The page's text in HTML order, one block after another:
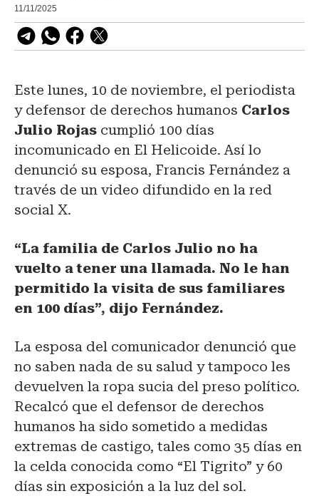
11/11/2025
Este lunes, 10 de noviembre, el periodista
y defensor de derechos humanos Carlos
Julio Rojas cumplió 100 días
incomunicado en El Helicoide. Así lo
denunció su esposa, Francis Fernández a
través de un video difundido en la red
social X.
“La familia de Carlos Julio no ha
vuelto a tener una llamada. No le han
permitido la visita de sus familiares
en 100 días”, dijo Fernández.
La esposa del comunicador denunció que
no saben nada de su salud y tampoco les
devuelven la ropa sucia del preso político.
Recalcó que el defensor de derechos
humanos ha sido sometido a medidas
extremas de castigo, tales como 35 días en
la celda conocida como “El Tigrito” y 60
días sin exposición a la luz del sol.